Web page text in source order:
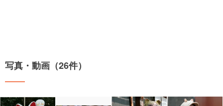
写真・動画（26件）